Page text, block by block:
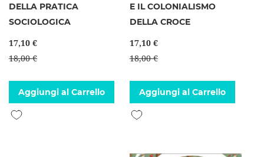
DELLA PRATICA
SOCIOLOGICA
17,10 €
18,00 €
Aggiungi al Carrello
Aggiungi alla lista desideri
E IL COLONIALISMO
DELLA CROCE
17,10 €
18,00 €
Aggiungi al Carrello
Aggiungi alla lista desideri